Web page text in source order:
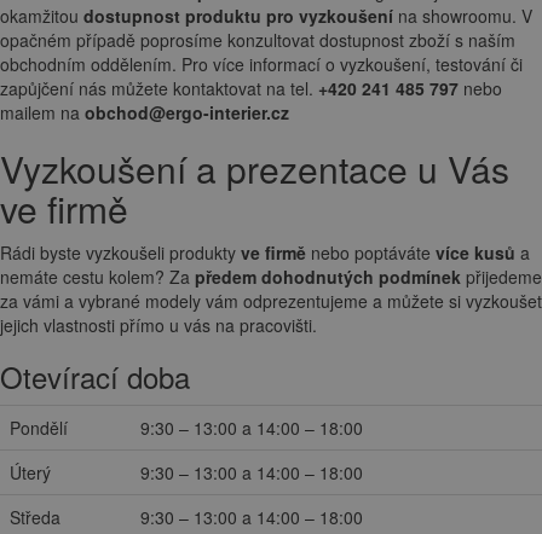
okamžitou dostupnost produktu pro vyzkoušení na showroomu. V
opačném případě poprosíme konzultovat dostupnost zboží s naším
obchodním oddělením. Pro více informací o vyzkoušení, testování či
zapůjčení nás můžete kontaktovat na tel. +420 241 485 797 nebo
mailem na obchod@ergo-interier.cz
Vyzkoušení a prezentace u Vás
ve firmě
Rádi byste vyzkoušeli produkty ve firmě nebo poptáváte více kusů a
nemáte cestu kolem? Za předem dohodnutých podmínek přijedeme
za vámi a vybrané modely vám odprezentujeme a můžete si vyzkoušet
jejich vlastnosti přímo u vás na pracovišti.
Otevírací doba
Pondělí
9:30 – 13:00 a 14:00 – 18:00
Úterý
9:30 – 13:00 a 14:00 – 18:00
Středa
9:30 – 13:00 a 14:00 – 18:00